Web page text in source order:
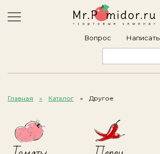
Вопрос Написать
Главная Каталог Другое